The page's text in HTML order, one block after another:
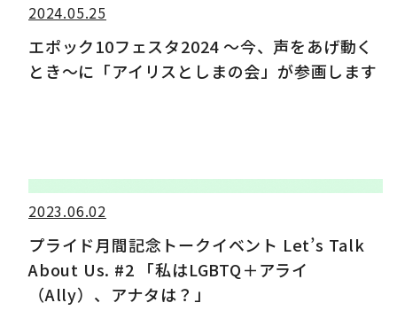
2024.05.25
エポック10フェスタ2024 ～今、声をあげ動く
とき～に「アイリスとしまの会」が参画します
2023.06.02
プライド月間記念トークイベント Let’s Talk
About Us. #2 「私はLGBTQ＋アライ
（Ally）、アナタは？」